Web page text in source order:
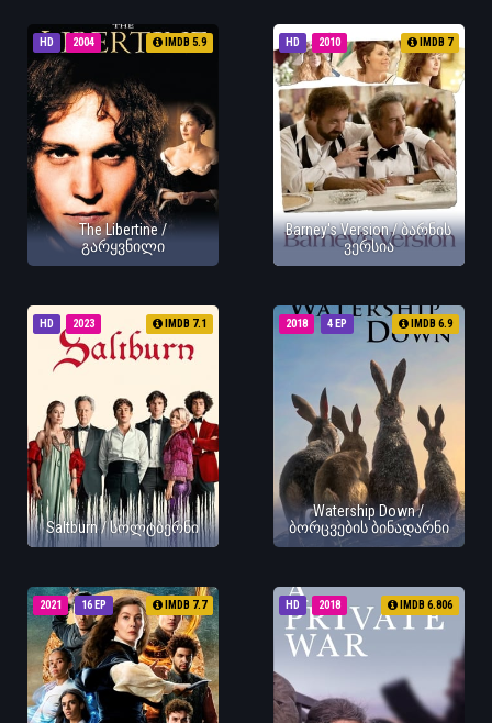
HD 2004 IMDB 5.9
The Libertine /
გარყვნილი
HD 2010 IMDB 7
Barney's Version / ბარნის
ვერსია
HD 2023 IMDB 7.1
Saltburn / სოლტბერნი
4 EP
2018 IMDB 6.9
Watership Down /
ბორცვების ბინადარნი
16 EP
2021 IMDB 7.7 HD 2018 IMDB 6.806